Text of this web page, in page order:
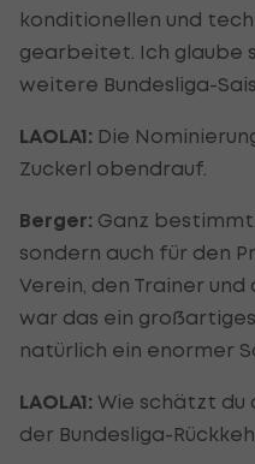
konditionellen und
gearbeitet. Ich glaube
weitere Bundesliga-
LAOLA1: Die
Zuckerl obendrauf.
Berger: Ganz
sondern auch für den
Verein, den Trainer
war das ein
natürlich ein enormer
LAOLA1: Wie schätzt du
der Bundesliga-